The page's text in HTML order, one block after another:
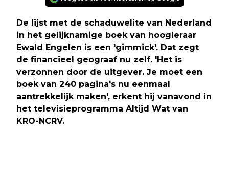
De lijst met de schaduwelite van Nederland
in het gelijknamige boek van hoogleraar
Ewald Engelen is een 'gimmick'. Dat zegt
de financieel geograaf nu zelf. 'Het is
verzonnen door de uitgever. Je moet een
boek van 240 pagina's nu eenmaal
aantrekkelijk maken', erkent hij vanavond in
het televisieprogramma Altijd Wat van
KRO-NCRV.